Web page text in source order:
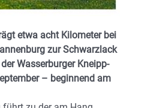
etwa acht Kilometer bei
zur Schwarzlack
Wasserburger Kneipp-
– beginnend am